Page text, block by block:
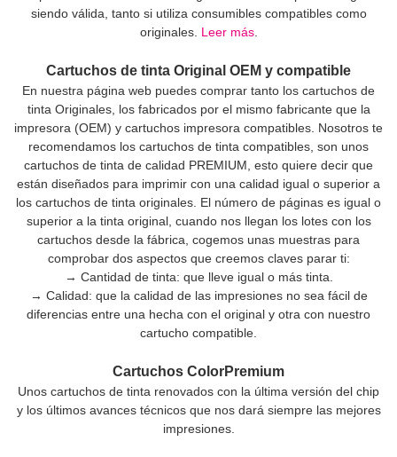
siendo válida, tanto si utiliza consumibles compatibles como
originales. Leer más.
Cartuchos de tinta Original OEM y compatible
En nuestra página web puedes comprar tanto los cartuchos de
tinta Originales, los fabricados por el mismo fabricante que la
impresora (OEM) y cartuchos impresora compatibles. Nosotros te
recomendamos los cartuchos de tinta compatibles, son unos
cartuchos de tinta de calidad PREMIUM, esto quiere decir que
están diseñados para imprimir con una calidad igual o superior a
los cartuchos de tinta originales. El número de páginas es igual o
superior a la tinta original, cuando nos llegan los lotes con los
cartuchos desde la fábrica, cogemos unas muestras para
comprobar dos aspectos que creemos claves parar ti:
→ Cantidad de tinta: que lleve igual o más tinta.
→ Calidad: que la calidad de las impresiones no sea fácil de
diferencias entre una hecha con el original y otra con nuestro
cartucho compatible.
Cartuchos ColorPremium
Unos cartuchos de tinta renovados con la última versión del chip
y los últimos avances técnicos que nos dará siempre las mejores
impresiones.